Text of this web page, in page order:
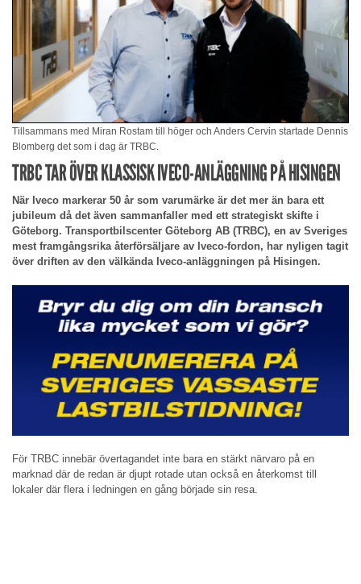
Tillsammans med Miran Rostam till höger och Anders Cervin startade Dennis
Blomberg det som i dag är TRBC.
TRBC TAR ÖVER KLASSISK IVECO-ANLÄGGNING PÅ HISINGEN
När Iveco markerar 50 år som varumärke är det mer än bara ett
jubileum då det även sammanfaller med ett strategiskt skifte i
Göteborg. Transportbilscenter Göteborg AB (TRBC), en av Sveriges
mest framgångsrika återförsäljare av Iveco-fordon, har nyligen tagit
över driften av den välkända Iveco-anläggningen på Hisingen.
För TRBC innebär övertagandet inte bara en stärkt närvaro på en
marknad där de redan är djupt rotade utan också en återkomst till
lokaler där flera i ledningen en gång började sin resa.